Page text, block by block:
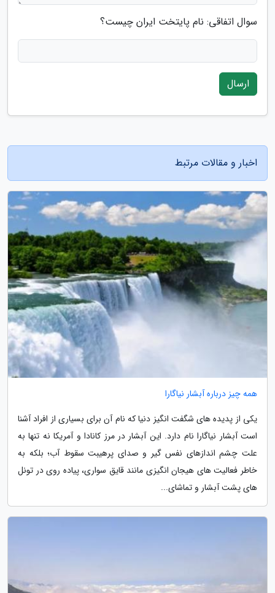
سوال اتفاقی: نام پایتخت ایران چیست؟
ارسال
اخبار و مقالات مرتبط
همه چیز درباره آبشار نیاگارا
یکی از پدیده های شگفت انگیز دنیا که نام آن برای بسیاری از افراد آشنا
است آبشار نیاگارا نام دارد. این آبشار در مرز کانادا و آمریکا نه تنها به
علت چشم اندازهای نفس گیر و صدای پرهیبت سقوط آب؛ بلکه به
خاطر فعالیت های هیجان انگیزی مانند قایق سواری، پیاده روی در تونل
های پشت آبشار و تماشای...